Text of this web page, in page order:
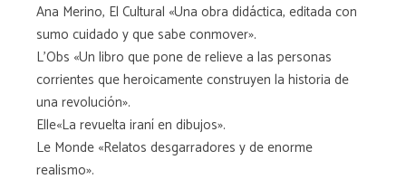
Ana Merino, El Cultural «Una obra didáctica, editada con
sumo cuidado y que sabe conmover».
L'Obs «Un libro que pone de relieve a las personas
corrientes que heroicamente construyen la historia de
una revolución».
Elle«La revuelta iraní en dibujos».
Le Monde «Relatos desgarradores y de enorme
realismo».